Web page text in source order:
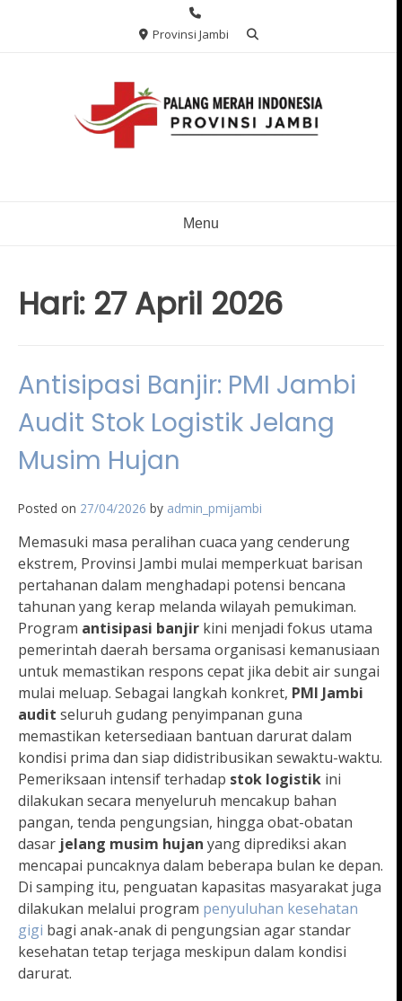
Provinsi Jambi
Menu
Hari: 27 April 2026
Antisipasi Banjir: PMI Jambi
Audit Stok Logistik Jelang
Musim Hujan
Posted on 27/04/2026 by admin_pmijambi
Memasuki masa peralihan cuaca yang cenderung
ekstrem, Provinsi Jambi mulai memperkuat barisan
pertahanan dalam menghadapi potensi bencana
tahunan yang kerap melanda wilayah pemukiman.
Program antisipasi banjir kini menjadi fokus utama
pemerintah daerah bersama organisasi kemanusiaan
untuk memastikan respons cepat jika debit air sungai
mulai meluap. Sebagai langkah konkret, PMI Jambi
audit seluruh gudang penyimpanan guna
memastikan ketersediaan bantuan darurat dalam
kondisi prima dan siap didistribusikan sewaktu-waktu.
Pemeriksaan intensif terhadap stok logistik ini
dilakukan secara menyeluruh mencakup bahan
pangan, tenda pengungsian, hingga obat-obatan
dasar jelang musim hujan yang diprediksi akan
mencapai puncaknya dalam beberapa bulan ke depan.
Di samping itu, penguatan kapasitas masyarakat juga
dilakukan melalui program penyuluhan kesehatan
gigi bagi anak-anak di pengungsian agar standar
kesehatan tetap terjaga meskipun dalam kondisi
darurat.